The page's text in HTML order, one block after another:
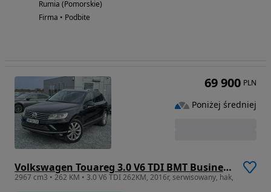
Rumia (Pomorskie)
Firma • Podbite
Volkswagen Touareg 3.0 V6 TDI BMT Business Line
2967 cm3 • 262 KM • 3.0 V6 TDI 262KM, 2016r, serwisowany, hak,
69 900 PLN
Poniżej średniej